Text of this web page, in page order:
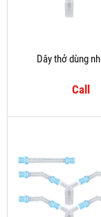
Dây thở dùng
Call